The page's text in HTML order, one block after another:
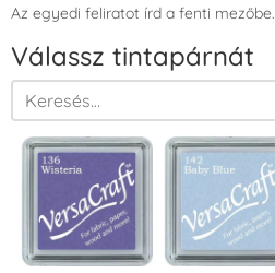
Az egyedi feliratot írd a fenti mezőbe.
Válassz tintapárnát